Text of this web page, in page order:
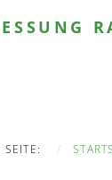
SEITE: